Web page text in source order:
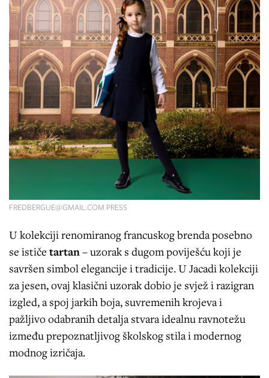
FREDBERGUE@GMAIL.COM PRESS
U kolekciji renomiranog francuskog brenda posebno
se ističe tartan– uzorak s dugom poviješću koji je
savršen simbol elegancije i tradicije. U Jacadi kolekciji
za jesen, ovaj klasični uzorak dobio je svjež i razigran
izgled, a spoj jarkih boja, suvremenih krojeva i
pažljivo odabranih detalja stvara idealnu ravnotežu
između prepoznatljivog školskog stila i modernog
modnog izričaja.